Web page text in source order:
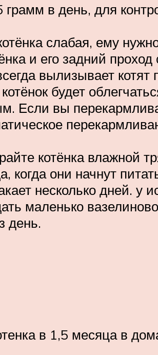
грамм в день, для
слабая, ему
и его задний
вылизывает котят
будет
Если вы
котёнка влажной
когда они начнут
несколько дней. у
маленько
день.
в 1,5 месяца в